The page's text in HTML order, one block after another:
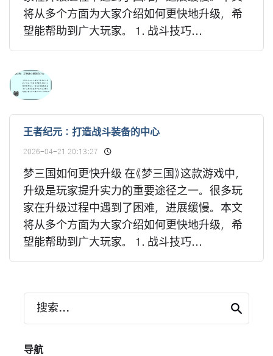
将从多个方面为大家介绍如何更快地升级，希
望能帮助到广大玩家。 1. 战斗技巧...
王者纪元：打造战斗装备的中心
2026-04-21 20:13:27
梦三国如何更快升级 在《梦三国》这款游戏中，
升级是玩家提升实力的重要途径之一。很多玩
家在升级过程中遇到了困难，进展缓慢。本文
将从多个方面为大家介绍如何更快地升级，希
望能帮助到广大玩家。 1. 战斗技巧...
搜索...
导航